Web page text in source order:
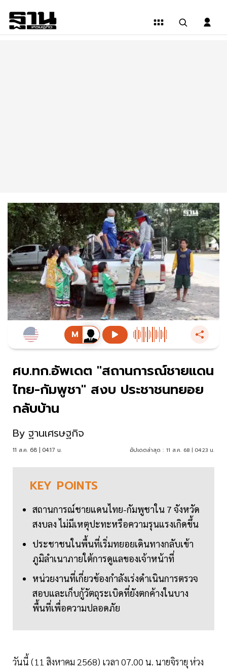
ศบ.ทก.อัพเดต "สถานการณ์ชายแดน
ไทย-กัมพูชา" สงบ ประชาชนทยอย
กลับบ้าน
By ฐานเศรษฐกิจ
11 ส.ค. 68 | 04:17 น. อัปเดตล่าสุด : 11 ส.ค. 68 | 04:23 น.
KEY POINTS
สถานการณ์ชายแดนไทย-กัมพูชาใน 7 จังหวัด
สงบลง ไม่มีเหตุปะทะหรือความรุนแรงเกิดขึ้น
ประชาชนในพื้นที่เริ่มทยอยเดินทางกลับเข้า
ภูมิลำเนาภายใต้การดูแลของเจ้าหน้าที่
หน่วยงานที่เกี่ยวข้องกำลังเร่งดำเนินการตรวจ
สอบและเก็บกู้วัตถุระเบิดที่ยังตกค้างในบาง
พื้นที่เพื่อความปลอดภัย
วันนี้ (11 สิงหาคม 2568) เวลา 07.00 น. นายจิรายุ ห่วง